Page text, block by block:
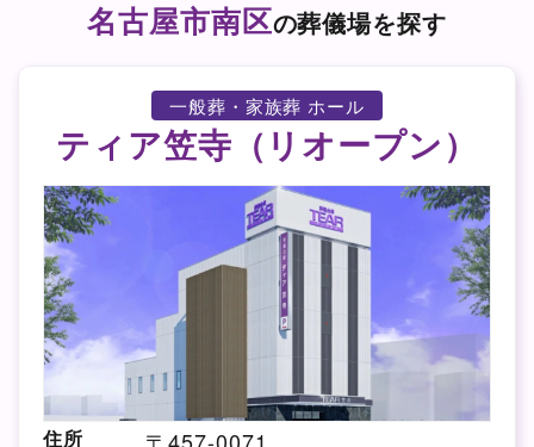
名古屋市南区の葬儀場を探す
ティア笠寺（リオープン）
一般葬・家族葬 ホール
住所
〒457-0071